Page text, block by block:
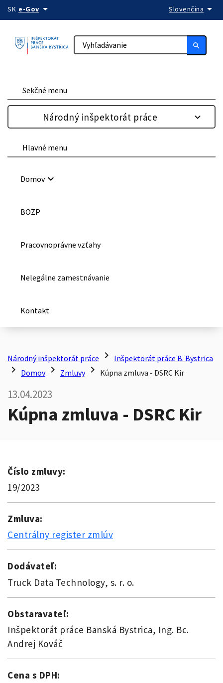
Preskočiť na obsah
SK e-Govarrow_drop_down Slovenčina arrow_drop_down
search
Sekčné menu
Národný inšpektorát práce
Hlavné menu
Domovkeyboard_arrow_down
BOZP
Pracovnoprávne vzťahy
Nelegálne zamestnávanie
Kontakt
Národný inšpektorát práce chevron_right Inšpektorát práce B. Bystrica
chevron_right Domov chevron_right Zmluvy chevron_right Kúpna zmluva - DSRC Kir
13.04.2023
Kúpna zmluva - DSRC Kir
Číslo zmluvy:
19/2023
Zmluva:
Centrálny register zmlúv
Dodávateľ:
Truck Data Technology, s. r. o.
Obstaravateľ:
Inšpektorát práce Banská Bystrica, Ing. Bc.
Andrej Kováč
Cena s DPH: